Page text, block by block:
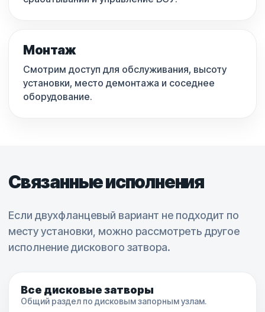
Монтаж
Смотрим доступ для обслуживания, высоту
установки, место демонтажа и соседнее
оборудование.
Связанные исполнения
Если двухфланцевый вариант не подходит по
месту установки, можно рассмотреть другое
исполнение дискового затвора.
Все дисковые затворы
Общий раздел по дисковым запорным узлам.